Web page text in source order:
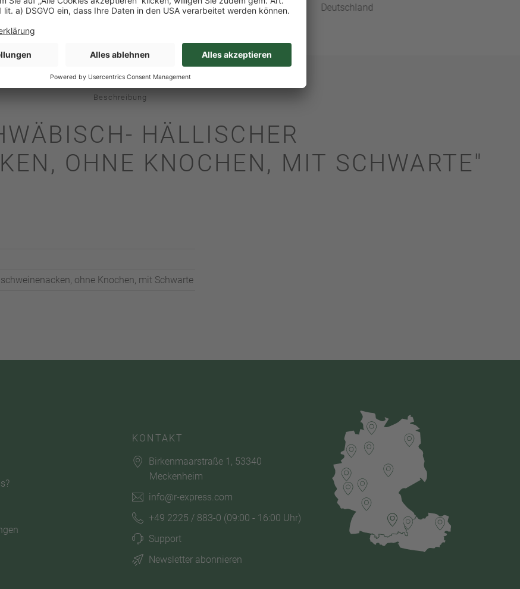
/ Beutel
300g - 400g je Stück / Kiste
Deutschland
Beschreibung
HÄLLISCHER
OHNE KNOCHEN, MIT SCHWARTE"
ohne Knochen, mit Schwarte
KONTAKT
Birkenmaarstraße 1, 53340
Meckenheim
info@r-express.com
+49 2225 / 883-0 (09:00 - 16:00 Uhr)
Support
Newsletter abonnieren